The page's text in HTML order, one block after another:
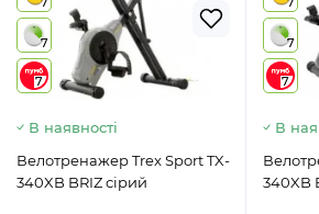
7
7
В наявності
Велотренажер Trex Sport TX-
340XB BRIZ сірий
7
7
В
340XB